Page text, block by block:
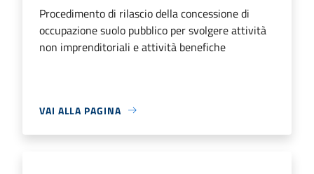
Procedimento di rilascio della concessione di
occupazione suolo pubblico per svolgere attività
non imprenditoriali e attività benefiche
VAI ALLA PAGINA